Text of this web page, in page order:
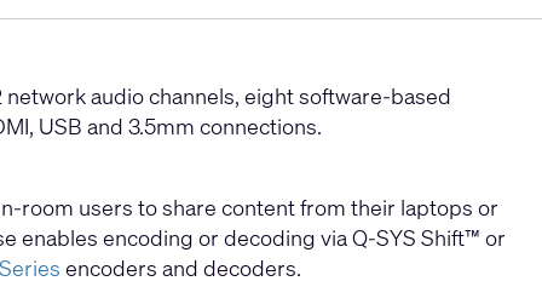
audio channels, eight software-based
USB and 3.5mm connections.
room users to share content from their laptops or
enables encoding or decoding via Q-SYS Shift™ or
encoders and decoders.